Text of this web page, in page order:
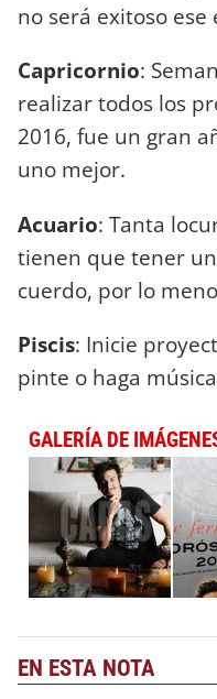
no será exitoso
Capricornio:
realizar todos los
2016, fue un gran
uno mejor.
Acuario: Tanta
tienen que tener
cuerdo, por lo
Piscis: Inicie
pinte o haga
GALERÍA DE
EN ESTA NOTA